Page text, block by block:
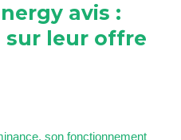
avis :
leur offre